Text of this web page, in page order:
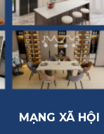
MẠNG XÃ HỘI